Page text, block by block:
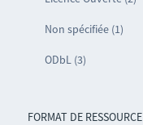
Non spécifiée (1)
ODbL (3)
FORMAT DE RESSOURCE